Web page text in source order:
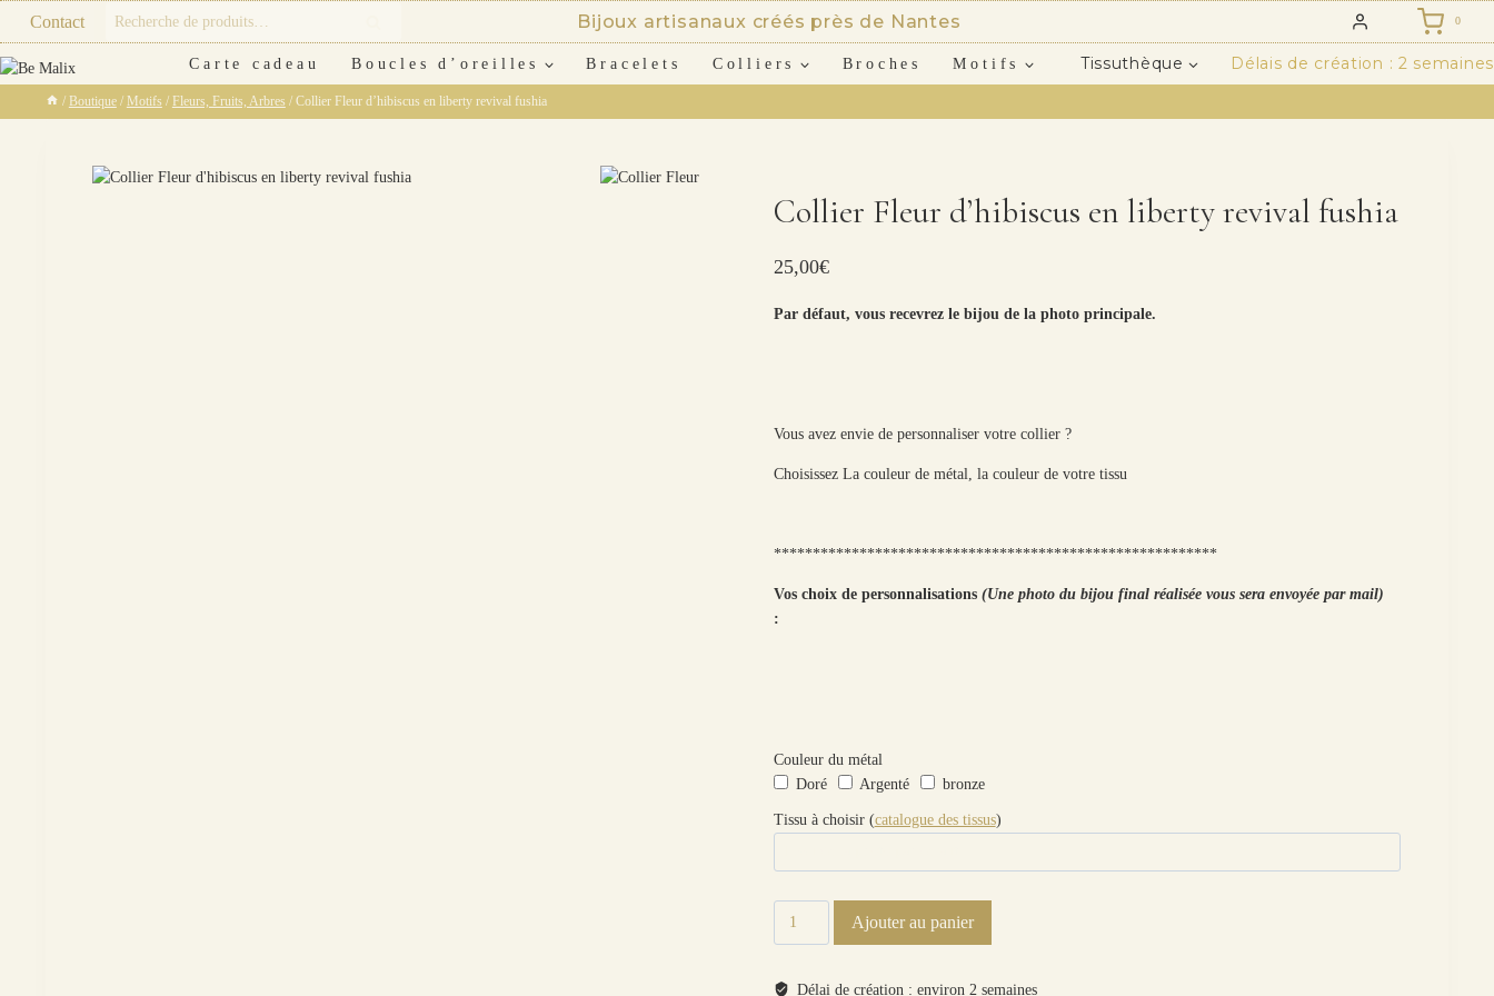
content
Contact
Recherche
Bijoux artisanaux créés près de Nantes 0
Carte cadeau Boucles d’oreilles Bracelets Colliers Broches Motifs Tissuthèque Délais de création : 2 semaines
/ Boutique / Motifs / Fleurs, Fruits, Arbres / Collier Fleur d’hibiscus en liberty revival fushia
Collier Fleur d’hibiscus en liberty revival fushia
25,00€
Par défaut, vous recevrez le bijou de la photo principale.
Vous avez envie de personnaliser votre collier ?
Choisissez La couleur de métal, la couleur de votre tissu
*********************************************************
Vos choix de personnalisations (Une photo du bijou final réalisée vous sera envoyée par mail)
:
Couleur du métal
Doré
Argenté bronze
Tissu à choisir (catalogue des tissus)
Fleur
Ajouter au panier
Délai de création : environ 2 semaines